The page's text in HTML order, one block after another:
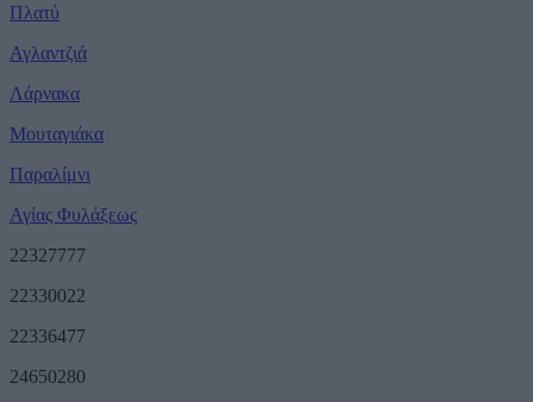
Πλατύ
Αγλαντζιά
Λάρνακα
Μουταγιάκα
Παραλίμνι
Αγίας Φυλάξεως
22327777
22330022
22336477
24650280